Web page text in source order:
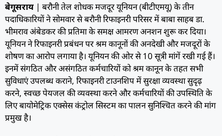
बेगूसराय | बरौनी तेल शोधक मजदूर यूनियन (बीटीएमयू) के तीन
पदाधिकारियों ने सोमवार से बरौनी रिफाइनरी परिसर में बाबा साहब डा.
भीमराव अंबेडकर की प्रतिमा के समक्ष आमरण अनशन शुरू कर दिया।
यूनियन ने रिफाइनरी प्रबंधन पर श्रम कानूनों की अनदेखी और मजदूरों के
शोषण का आरोप लगाया है। यूनियन की ओर से 10 सूत्री मांगें रखी गई हैं।
इनमें संगठित और असंगठित कर्मचारियों को श्रम कानून के तहत सभी
सुविधाएं उपलब्ध कराने, रिफाइनरी टाउनशिप में सुरक्षा व्यवस्था सुदृढ़
करने, स्वच्छ पेयजल की व्यवस्था करने और कर्मचारियों की उपस्थिति के
लिए बायोमेट्रिक एक्सेस कंट्रोल सिस्टम का पालन सुनिश्चित करने की मांग
प्रमुख है।